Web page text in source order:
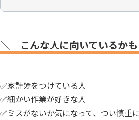
＼ こんな人に向いているか
✅家計簿をつけている人
✅細かい作業が好きな人
✅ミスがないか気になって、つい慎重